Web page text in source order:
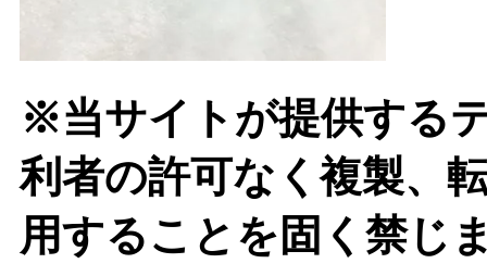
※当サイトが提供する
利者の許可なく複製、
用することを固く禁じ